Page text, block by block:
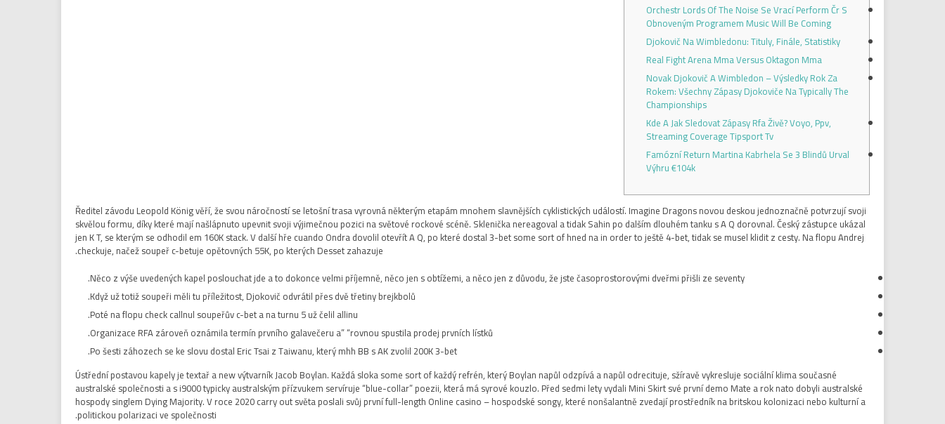
Orchestr Lords Of The Noise Se Vrací Perform Čr S
Obnoveným Programem Music Will Be Coming
Djokovič Na Wimbledonu: Tituly, Finále, Statistiky
Real Fight Arena Mma Versus Oktagon Mma
Novak Djokovič A Wimbledon – Výsledky Rok Za
Rokem: Všechny Zápasy Djokoviče Na Typically The
Championships
Kde A Jak Sledovat Zápasy Rfa Živě? Voyo, Ppv,
Streaming Coverage Tipsport Tv
Famózní Return Martina Kabrhela Se 3 Blindů Urval
Výhru €104k
Ředitel závodu Leopold König věří, že svou náročností se letošní trasa vyrovná některým etapám mnohem slavnějších cyklistických událostí. Imagine Dragons novou deskou jednoznačně potvrzují svoji
skvělou formu, díky které mají našlápnuto upevnit svoji výjimečnou pozici na světové rockové scéně. Sklenička nereagoval a tidak Sahin po dalším dlouhém tanku s A Q dorovnal. Český zástupce ukázal
jen K T, se kterým se odhodil em 160K stack. V další hře cuando Ondra dovolil otevřít A Q, po které dostal 3-bet some sort of hned na in order to ještě 4-bet, tidak se musel klidit z cesty. Na flopu Andrej
checkuje, načež soupeř c-betuje opětovných 55K, po kterých Desset zahazuje.
Něco z výše uvedených kapel poslouchat jde a to dokonce velmi příjemně, něco jen s obtížemi, a něco jen z důvodu, že jste časoprostorovými dveřmi přišli ze seventy.
Když už totiž soupeři měli tu příležitost, Djokovič odvrátil přes dvě třetiny brejkbolů.
Poté na flopu check callnul soupeřův c-bet a na turnu 5 už čelil allinu.
Organizace RFA zároveň oznámila termín prvního galavečeru a” “rovnou spustila prodej prvních lístků.
Po šesti záhozech se ke slovu dostal Eric Tsai z Taiwanu, který mhh BB s AK zvolil 200K 3-bet.
Ústřední postavou kapely je textař a new výtvarník Jacob Boylan. Každá sloka some sort of každý refrén, který Boylan napůl odzpívá a napůl odrecituje, sžíravě vykresluje sociální klima současné
australské společnosti a s i9000 typicky australským přízvukem servíruje “blue-collar” poezii, která má syrové kouzlo. Před sedmi lety vydali Mini Skirt své první demo Mate a rok nato dobyli australské
hospody singlem Dying Majority. V roce 2020 carry out světa poslali svůj první full-length Online casino – hospodské songy, které nonšalantně zvedají prostředník na britskou kolonizaci nebo kulturní a
politickou polarizaci ve společnosti.